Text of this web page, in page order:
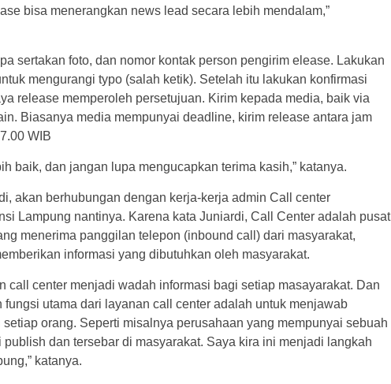
bisa menerangkan news lead secara lebih mendalam,”
sertakan foto, dan nomor kontak person pengirim elease. Lakukan
mengurangi typo (salah ketik). Setelah itu lakukan konfirmasi
release memperoleh persetujuan. Kirim kepada media, baik via
Biasanya media mempunyai deadline, kirim release antara jam
WIB
baik, dan jangan lupa mengucapkan terima kasih,” katanya.
akan berhubungan dengan kerja-kerja admin Call center
Lampung nantinya. Karena kata Juniardi, Call Center adalah pusat
menerima panggilan telepon (inbound call) dari masyarakat,
informasi yang dibutuhkan oleh masyarakat.
call center menjadi wadah informasi bagi setiap masayarakat. Dan
fungsi utama dari layanan call center adalah untuk menjawab
setiap orang. Seperti misalnya perusahaan yang mempunyai sebuah
publish dan tersebar di masyarakat. Saya kira ini menjadi langkah
katanya.